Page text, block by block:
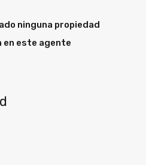
ninguna propiedad
en este agente